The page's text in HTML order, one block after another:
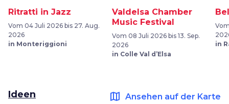
Ritratti in Jazz
Vom 04 Juli 2026 bis 27. Aug.
2026
in Monteriggioni
Valdelsa Chamber
Music Festival
Vom 08 Juli 2026 bis 13. Sep.
2026
in Colle Val d’Elsa
in
Ideen map Ansehen auf der Karte